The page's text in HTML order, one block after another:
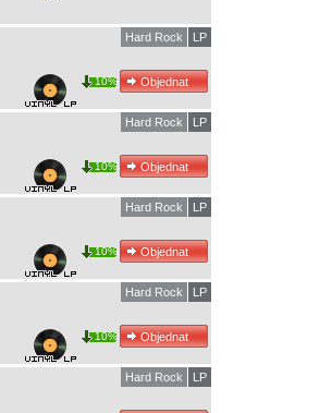
LP
Hard Rock
10%
LP
Hard Rock
10%
LP
Hard Rock
10%
LP
Hard Rock
10%
LP
Hard Rock